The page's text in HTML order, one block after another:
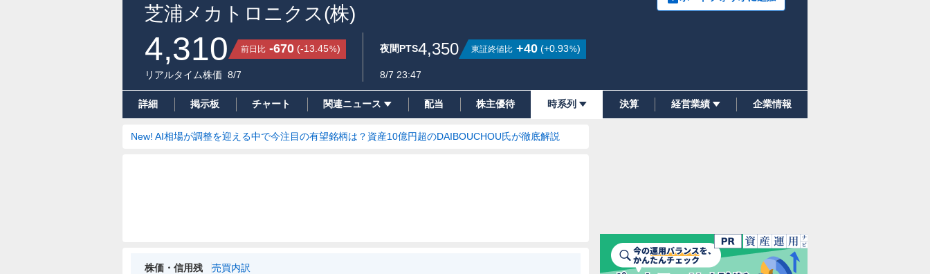
芝浦メカトロニクス(株)
4,310 前日比 -670 (-13.45%)
リアルタイム株価 8/7
夜間PTS4,350 東証終値比 +40 (+0.93%)
8/7 23:47
詳細 掲示板 チャート 関連ニュース 配当 株主優待 時系列 決算 経営業績 企業情報
New! AI相場が調整を迎える中で今注目の有望銘柄は？資産10億円超のDAIBOUCHOU氏が徹底解説
株価・信用残 売買内訳